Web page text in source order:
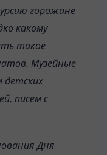
горожане
какому
такое
Музейные
детских
писем с
Дня